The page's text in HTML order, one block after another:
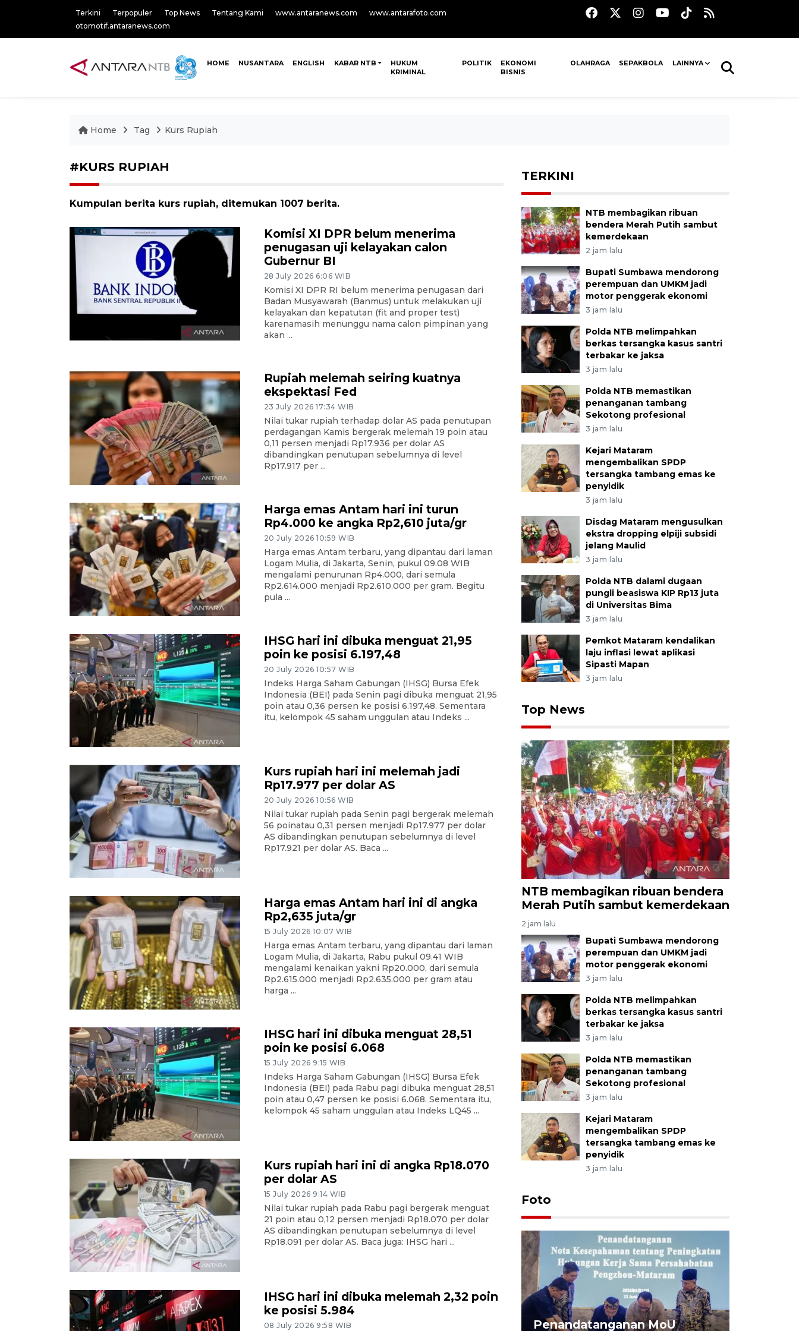
Terkini Terpopuler Top News Tentang Kami www.antaranews.com
www.antarafoto.com
otomotif.antaranews.com
HOME NUSANTARA ENGLISH KABAR NTB
HUKUM
KRIMINAL
POLITIK
EKONOMI
BISNIS
OLAHRAGA SEPAKBOLA LAINNYA
Home Tag Kurs Rupiah
#KURS RUPIAH
Kumpulan berita kurs rupiah, ditemukan 1007 berita.
Komisi XI DPR belum menerima
penugasan uji kelayakan calon
Gubernur BI
28 July 2026 6:06 WIB
Komisi XI DPR RI belum menerima penugasan dari
Badan Musyawarah (Banmus) untuk melakukan uji
kelayakan dan kepatutan (fit and proper test)
karenamasih menunggu nama calon pimpinan yang
akan ...
Rupiah melemah seiring kuatnya
ekspektasi Fed
23 July 2026 17:34 WIB
Nilai tukar rupiah terhadap dolar AS pada penutupan
perdagangan Kamis bergerak melemah 19 poin atau
0,11 persen menjadi Rp17.936 per dolar AS
dibandingkan penutupan sebelumnya di level
Rp17.917 per ...
Harga emas Antam hari ini turun
Rp4.000 ke angka Rp2,610 juta/gr
20 July 2026 10:59 WIB
Harga emas Antam terbaru, yang dipantau dari laman
Logam Mulia, di Jakarta, Senin, pukul 09.08 WIB
mengalami penurunan Rp4.000, dari semula
Rp2.614.000 menjadi Rp2.610.000 per gram. Begitu
pula ...
IHSG hari ini dibuka menguat 21,95
poin ke posisi 6.197,48
20 July 2026 10:57 WIB
Indeks Harga Saham Gabungan (IHSG) Bursa Efek
Indonesia (BEI) pada Senin pagi dibuka menguat 21,95
poin atau 0,36 persen ke posisi 6.197,48. Sementara
itu, kelompok 45 saham unggulan atau Indeks ...
Kurs rupiah hari ini melemah jadi
Rp17.977 per dolar AS
20 July 2026 10:56 WIB
Nilai tukar rupiah pada Senin pagi bergerak melemah
56 poinatau 0,31 persen menjadi Rp17.977 per dolar
AS dibandingkan penutupan sebelumnya di level
Rp17.921 per dolar AS. Baca ...
Harga emas Antam hari ini di angka
Rp2,635 juta/gr
15 July 2026 10:07 WIB
Harga emas Antam terbaru, yang dipantau dari laman
Logam Mulia, di Jakarta, Rabu pukul 09.41 WIB
mengalami kenaikan yakni Rp20.000, dari semula
Rp2.615.000 menjadi Rp2.635.000 per gram atau
harga ...
IHSG hari ini dibuka menguat 28,51
poin ke posisi 6.068
15 July 2026 9:15 WIB
Indeks Harga Saham Gabungan (IHSG) Bursa Efek
Indonesia (BEI) pada Rabu pagi dibuka menguat 28,51
poin atau 0,47 persen ke posisi 6.068. Sementara itu,
kelompok 45 saham unggulan atau Indeks LQ45 ...
Kurs rupiah hari ini di angka Rp18.070
per dolar AS
15 July 2026 9:14 WIB
Nilai tukar rupiah pada Rabu pagi bergerak menguat
21 poin atau 0,12 persen menjadi Rp18.070 per dolar
AS dibandingkan penutupan sebelumnya di level
Rp18.091 per dolar AS. Baca juga: IHSG hari ...
IHSG hari ini dibuka melemah 2,32 poin
ke posisi 5.984
08 July 2026 9:58 WIB
TERKINI
NTB membagikan ribuan
bendera Merah Putih sambut
kemerdekaan
2 jam lalu
Bupati Sumbawa mendorong
perempuan dan UMKM jadi
motor penggerak ekonomi
3 jam lalu
Polda NTB melimpahkan
berkas tersangka kasus santri
terbakar ke jaksa
3 jam lalu
Polda NTB memastikan
penanganan tambang
Sekotong profesional
3 jam lalu
Kejari Mataram
mengembalikan SPDP
tersangka tambang emas ke
penyidik
3 jam lalu
Disdag Mataram mengusulkan
ekstra dropping elpiji subsidi
jelang Maulid
3 jam lalu
Polda NTB dalami dugaan
pungli beasiswa KIP Rp13 juta
di Universitas Bima
3 jam lalu
Pemkot Mataram kendalikan
laju inflasi lewat aplikasi
Sipasti Mapan
3 jam lalu
Top News
NTB membagikan ribuan bendera
Merah Putih sambut kemerdekaan
2 jam lalu
Bupati Sumbawa mendorong
perempuan dan UMKM jadi
motor penggerak ekonomi
3 jam lalu
Polda NTB melimpahkan
berkas tersangka kasus santri
terbakar ke jaksa
3 jam lalu
Polda NTB memastikan
penanganan tambang
Sekotong profesional
3 jam lalu
Kejari Mataram
mengembalikan SPDP
tersangka tambang emas ke
penyidik
3 jam lalu
Foto
Sidang putusan terdakwa
Penandatanganan MoU